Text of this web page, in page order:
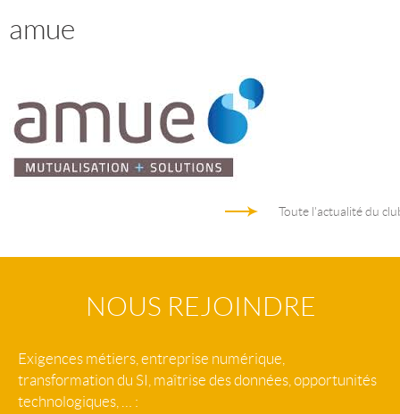
amue
Toute l'actualité du
NOUS REJOINDRE
Exigences métiers, entreprise numérique,
transformation du SI, maîtrise des données, opportunités
technologiques, … :